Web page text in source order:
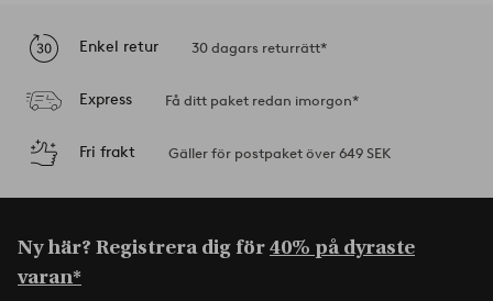
Enkel retur 30 dagars returrätt*
Express Få ditt paket redan imorgon*
Fri frakt Gäller för postpaket över 649 SEK
Ny här? Registrera dig för40% på dyraste
varan*